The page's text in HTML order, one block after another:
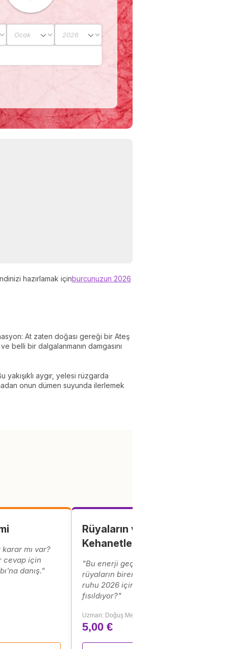
hazırlamak içinburcunuzun 2026
At zaten doğası gereği bir Ateş
belli bir dalgalanmanın damgasını
aygır, yelesi rüzgarda
onun dümen suyunda ilerlemek
mı var?
cevap için
danış."
Rüyaların ve
Kehanetlerin
"Bu enerji geçiş döneminde
rüyaların birer mesajdır. At'ın
ruhu 2026 için sana ne
fısıldıyor?"
Uzman: Doğuş Mert Tinova
5,00 €